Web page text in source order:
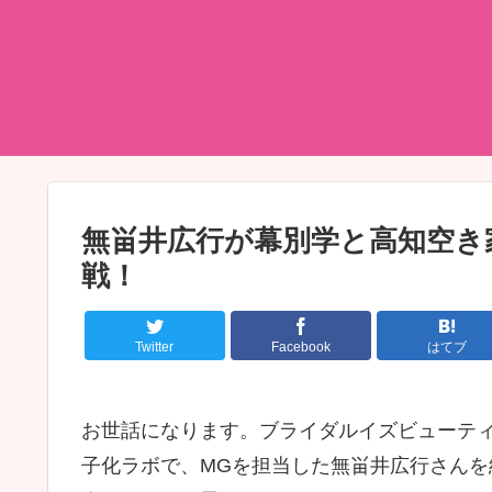
無畄井広行が幕別学と高知空
戦！
Twitter Facebook はてブ
お世話になります。ブライダルイズビューテ
子化ラボで、MGを担当した無畄井広行さん